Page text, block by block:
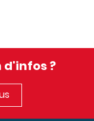
d'infos ?